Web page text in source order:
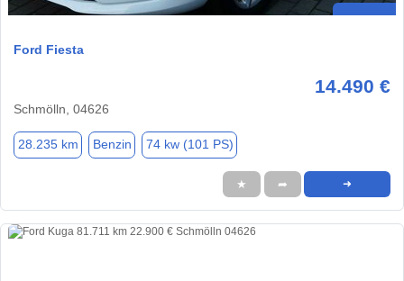
Ford Fiesta
14.490 €
Schmölln, 04626
28.235 km Benzin 74 kw (101 PS)
★ ➦ ➜